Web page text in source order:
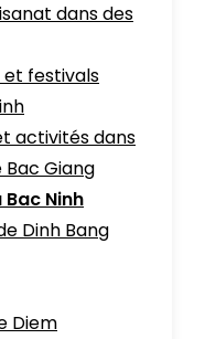
dans des
festivals
activités dans
Bac Giang
Ninh
Dinh Bang
Diem